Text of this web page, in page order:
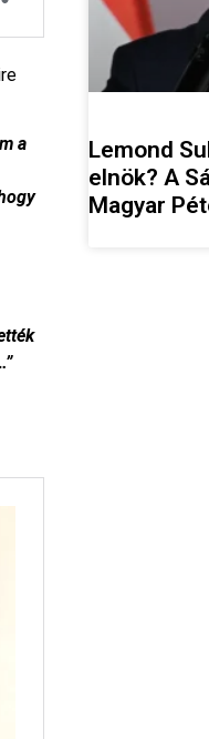
a
Lemond
elnök? A
Magyar